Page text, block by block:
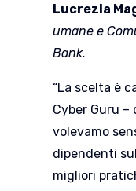
Lucrezia
umane e
Bank.
“La scelta è
Cyber Guru
volevamo
dipendenti
migliori